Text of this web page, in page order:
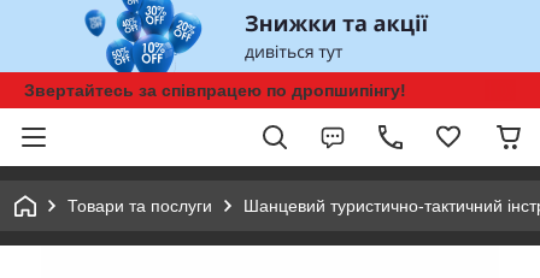
Звертайтесь за співпрацею по дропшипінгу!
Товари та послуги Шанцевий туристично-тактичний